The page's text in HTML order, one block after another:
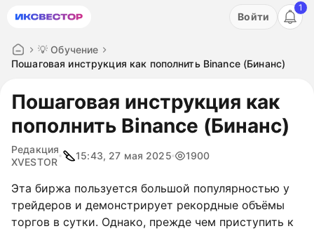
Акция: бесплатный пробный период на 3 дня!
Войти
1
💡 Обучение
Пошаговая инструкция как пополнить Binance (Бинанс)
Пошаговая инструкция как
пополнить Binance (Бинанс)
Редакция
XVESTOR
15:43, 27 мая 2025 1900
Эта биржа пользуется большой популярностью у
трейдеров и демонстрирует рекордные объёмы
торгов в сутки. Однако, прежде чем приступить к